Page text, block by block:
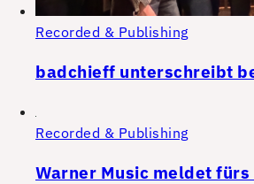
Recorded & Publishing
badchieff unterschreibt
Recorded & Publishing
Warner Music meldet